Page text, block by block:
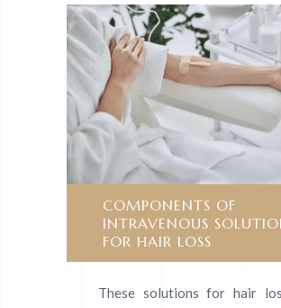
COMPONENTS OF
INTRAVENOUS
FOR HAIR LOSS
These solutions for hair